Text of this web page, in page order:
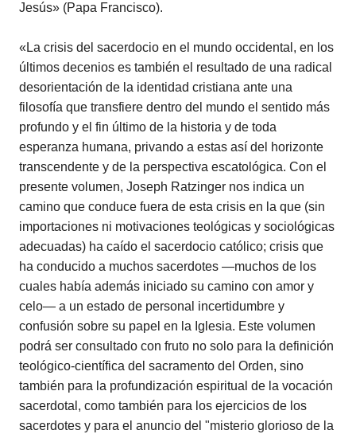
Jesús» (Papa Francisco).
«La crisis del sacerdocio en el mundo occidental, en los
últimos decenios es también el resultado de una radical
desorientación de la identidad cristiana ante una
filosofía que transfiere dentro del mundo el sentido más
profundo y el fin último de la historia y de toda
esperanza humana, privando a estas así del horizonte
transcendente y de la perspectiva escatológica. Con el
presente volumen, Joseph Ratzinger nos indica un
camino que conduce fuera de esta crisis en la que (sin
importaciones ni motivaciones teológicas y sociológicas
adecuadas) ha caído el sacerdocio católico; crisis que
ha conducido a muchos sacerdotes —muchos de los
cuales había además iniciado su camino con amor y
celo— a un estado de personal incertidumbre y
confusión sobre su papel en la Iglesia. Este volumen
podrá ser consultado con fruto no solo para la definición
teológico-científica del sacramento del Orden, sino
también para la profundización espiritual de la vocación
sacerdotal, como también para los ejercicios de los
sacerdotes y para el anuncio del "misterio glorioso de la